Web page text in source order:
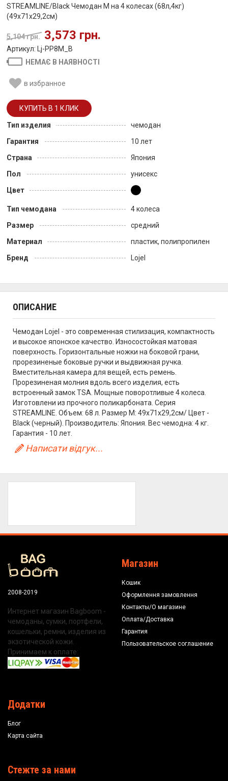
STREAMLINE/Black Чемодан M на 4 колесах (68л,4кг)
(49x71x29,2см)
5,104 грн. 3,573 грн.
Артикул: Lj-PP8M_B
НЕМАЄ В НАЯВНОСТІ
в избранное
Тип изделия
чемодан
Гарантия
10 лет
Страна
Япония
Пол
унисекс
Цвет
Тип чемодана
4 колеса
Размер
средний
Материал
пластик, полипропилен
Бренд
Lojel
ОПИСАНИЕ
Чемодан Lojel - это современная стилизация, компактность
и высокое японское качество. Износостойкая матовая
поверхность. Горизонтальные ножки на боковой грани,
прорезиненые боковые ручки и выдвижная ручка.
Вместительная камера для вещей, есть ремень.
Прорезиненая молния вдоль всего изделия, есть
встроенный замок TSA. Мощные поворотливые 4 колеса.
Изготовлени из прочного поликарбоната. Серия
STREAMLINE. Объем: 68 л. Размер M: 49x71x29,2см/ Цвет -
Black (черный). Производитель: Япония. Вес чемодна: 4 кг.
Гарантия - 10 лет.
Написати відгук...
2008-2019
Интернет магазин Bagboom -
чемоданы, сумки, портфели,
кошельки, ремни, изделия из
экзотической кожи.
Принимаем к оплате:
Магазин
Кошик
Оформлення замовлення
Контакты/О магазине
Оплата/Доставка
Гарантия
Пользовательское соглашение
Додатки
Блог
Карта сайта
Стежте за нами